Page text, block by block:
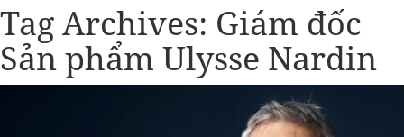
Tag Archives: Giám đốc
Sản phẩm Ulysse Nardin